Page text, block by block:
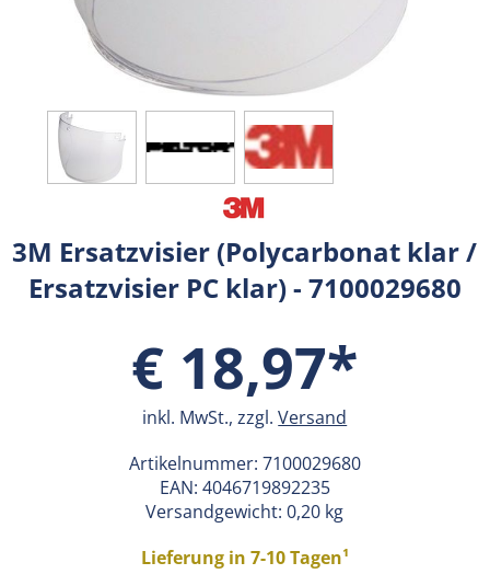
3M Ersatzvisier (Polycarbonat klar /
Ersatzvisier PC klar) - 7100029680
€ 18,97*
inkl. MwSt., zzgl.Versand
Artikelnummer: 7100029680
EAN: 4046719892235
Versandgewicht: 0,20 kg
Lieferung in 7-10 Tagen¹